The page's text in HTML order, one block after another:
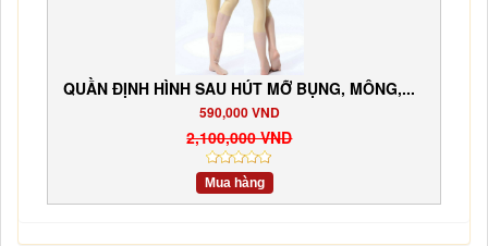
QUẦN ĐỊNH HÌNH SAU HÚT MỠ BỤNG, MÔNG,...
590,000 VND
2,100,000 VND
Mua hàng